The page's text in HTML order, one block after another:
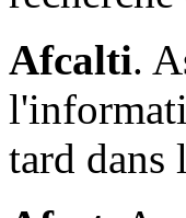
Afcalti.
tard